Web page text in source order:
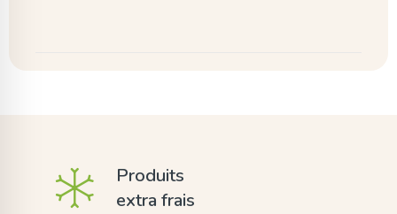
Produits
extra frais